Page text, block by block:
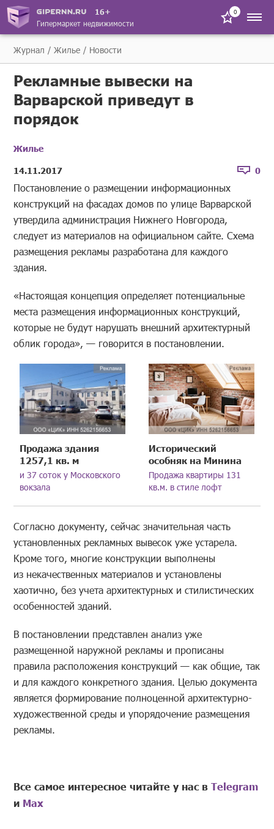
16+
Гипермаркет недвижимости
0
Журнал Жилье Новости
Рекламные вывески на
Варварской приведут в
порядок
Жилье
14.11.2017
0
Постановление о размещении информационных
конструкций на фасадах домов по улице Варварской
утвердила администрация Нижнего Новгорода,
следует из материалов на официальном сайте. Схема
размещения рекламы разработана для каждого
здания.
«Настоящая концепция определяет потенциальные
места размещения информационных конструкций,
которые не будут нарушать внешний архитектурный
облик города», — говорится в постановлении.
Продажа здания
1257,1 кв. м
и 37 соток у Московского
вокзала
Исторический
особняк на Минина
Продажа квартиры 131
кв.м. в стиле лофт
Согласно документу, сейчас значительная часть
установленных рекламных вывесок уже устарела.
Кроме того, многие конструкции выполнены
из некачественных материалов и установлены
хаотично, без учета архитектурных и стилистических
особенностей зданий.
В постановлении представлен анализ уже
размещенной наружной рекламы и прописаны
правила расположения конструкций — как общие, так
и для каждого конкретного здания. Целью документа
является формирование полноценной архитектурно-
художественной среды и упорядочение размещения
рекламы.
Все самое интересное читайте у нас вTelegram
и Mах